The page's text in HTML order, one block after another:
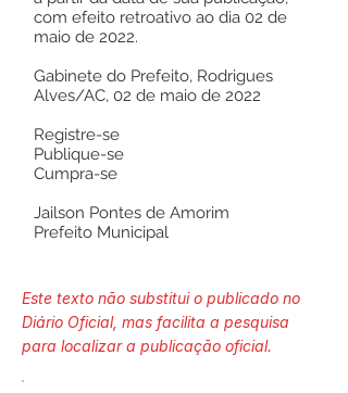
com efeito retroativo ao dia 02 de
maio de 2022.
Gabinete do Prefeito, Rodrigues
Alves/AC, 02 de maio de 2022
Registre-se
Publique-se
Cumpra-se
Jailson Pontes de Amorim
Prefeito Municipal
Este texto não substitui o publicado no
Diário Oficial, mas facilita a pesquisa
para localizar a publicação oficial.